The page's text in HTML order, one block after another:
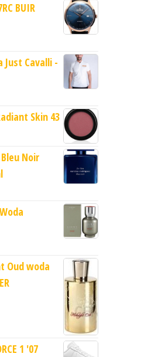
BUIR
Just Cavalli -
Skin 43
Noir
Oud woda
1 '07